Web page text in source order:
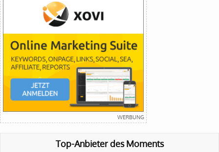
Top-Anbieter des Moments